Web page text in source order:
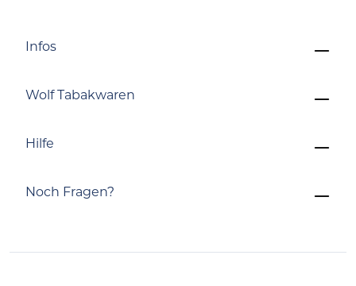
Noch Fragen?
Infos
Wolf Tabakwaren
Hilfe